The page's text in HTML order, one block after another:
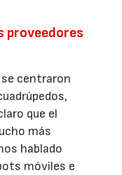
proveedores
centraron
que el
más
hablado
móviles e